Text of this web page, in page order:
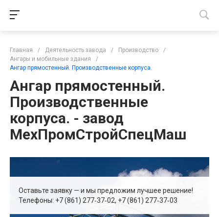
Главная / Деятельность завода / Производство
/
Ангары и мобильные здания
/
Ангар прямостенный. Производственные корпуса.
Ангар прямостенный.
Производственные
корпуса. - завод
МехПромСтройСпецМаш
Оставьте заявку — и мы предложим лучшее решение!
Телефоны: +7 (861) 277‑37‑02, +7 (861) 277‑37‑03